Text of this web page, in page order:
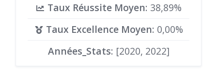
Taux Réussite Moyen: 38,89%
Taux Excellence Moyen: 0,00%
Années_Stats: [2020, 2022]